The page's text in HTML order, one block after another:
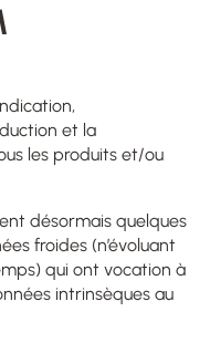
et la
les produits et/ou
désormais quelques
froides (n’évoluant
qui ont vocation à
intrinsèques au